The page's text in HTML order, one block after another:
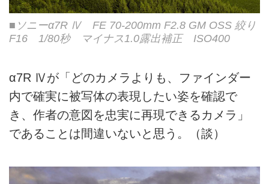
■ソニーα7R Ⅳ FE 70-200mm F2.8 GM OSS 絞り
F16 1/80秒 マイナス1.0露出補正 ISO400
α7R Ⅳが「どのカメラよりも、ファインダー
内で確実に被写体の表現したい姿を確認で
き、作者の意図を忠実に再現できるカメラ」
であることは間違いないと思う。（談）